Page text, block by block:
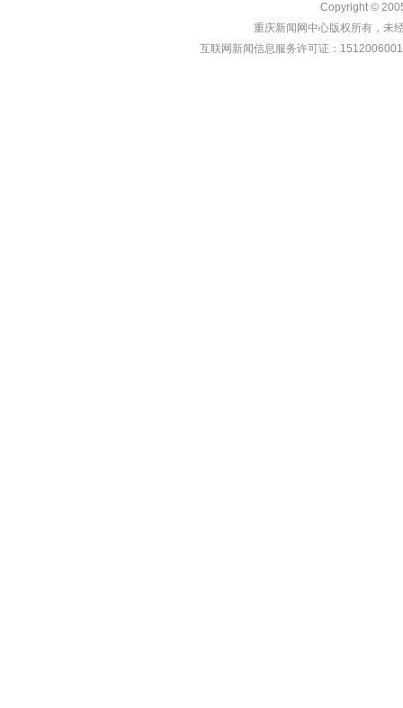
Copyright ©
重庆新闻网中心版权所有，未
互联网新闻信息服务许可证：